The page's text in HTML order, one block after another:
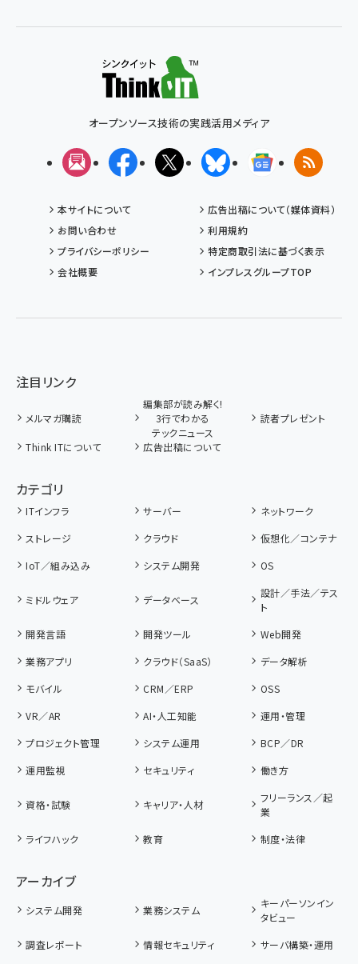
オープンソース技術の実践活用メディア
メルマガFacebookX(エックス)BlueskyGoogleニュ
RSS
本サイトについて
広告出稿について（媒体資料）
お問い合わせ
利用規約
プライバシーポリシー
特定商取引法に基づく表示
会社概要
インプレスグループTOP
注目リンク
メルマガ購読
編集部が読み解く!
3行でわかる
テックニュース
読者プレゼント
Think ITについて 広告出稿について
カテゴリ
ITインフラ サーバー
ネットワーク
ストレージ
クラウド
仮想化／コンテナ
IoT／組み込み
システム開発 OS
ミドルウェア データベース
設計／手法／テス
ト
開発言語
開発ツール
Web開発
業務アプリ
クラウド（SaaS）
データ解析
モバイル
CRM／ERP
OSS
VR／AR
AI・人工知能
運用・管理
プロジェクト管理
システム運用
BCP／DR
運用監視
セキュリティ 働き方
資格・試験 キャリア・人材
フリーランス／起
業
ライフハック
教育 制度・法律
アーカイブ
システム開発 業務システム
キーパーソンイン
タビュー
調査レポート
情報セキュリティ
サーバ構築・運用